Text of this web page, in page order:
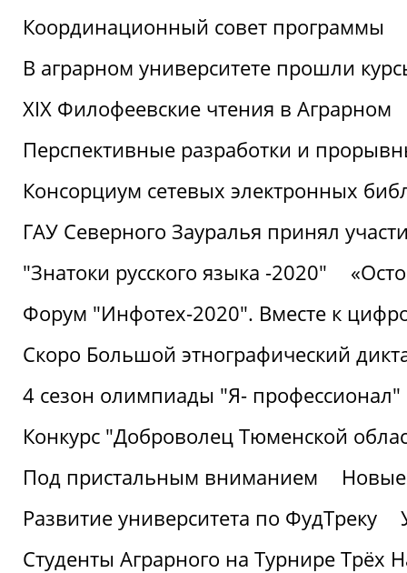
Координационный совет программы
В аграрном университете прошли
XIX Филофеевские чтения в Аграрном
Перспективные разработки и
Консорциум сетевых электронных
ГАУ Северного Зауралья принял
"Знатоки русского языка -2020"
Форум "Инфотех-2020". Вместе к
Скоро Большой этнографический
4 сезон олимпиады "Я- профессионал"
Конкурс "Доброволец Тюменской
Под пристальным вниманием
Развитие университета по ФудТреку
Студенты Аграрного на Турнире Трёх